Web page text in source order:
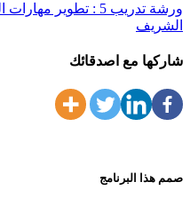
ورشة تدريب 5 : تطوير
الشريف
شاركها مع اصدقائك
صمم هذا البرنامج